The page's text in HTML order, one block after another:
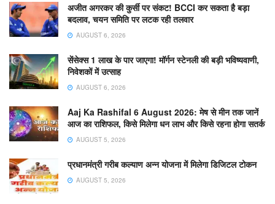
अजीत अगरकर की कुर्सी पर संकट! BCCI कर सकता है बड़ा
बदलाव, चयन समिति पर लटक रही तलवार
AUGUST 6, 2026
सेंसेक्स 1 लाख के पार जाएगा! मॉर्गन स्टेनली की बड़ी भविष्यवाणी,
निवेशकों में उत्साह
AUGUST 6, 2026
Aaj Ka Rashifal 6 August 2026: मेष से मीन तक जानें
आज का राशिफल, किसे मिलेगा धन लाभ और किसे रहना होगा सतर्क
AUGUST 5, 2026
प्रधानमंत्री गरीब कल्याण अन्न योजना में मिलेगा डिजिटल टोकन
AUGUST 5, 2026